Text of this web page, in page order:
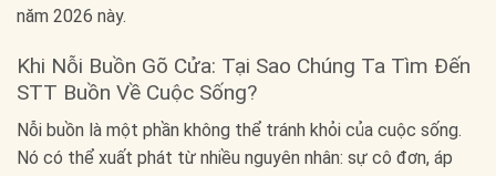
năm 2026 này.
Khi Nỗi Buồn Gõ Cửa: Tại Sao Chúng Ta Tìm Đến
STT Buồn Về Cuộc Sống?
Nỗi buồn là một phần không thể tránh khỏi của cuộc sống.
Nó có thể xuất phát từ nhiều nguyên nhân: sự cô đơn, áp